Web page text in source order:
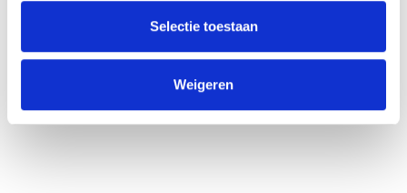
Selectie toestaan
Weigeren